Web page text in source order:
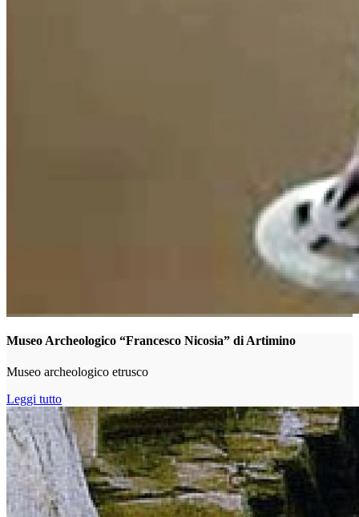
Museo Archeologico “Francesco Nicosia” di Artimino
Museo archeologico etrusco
Leggi tutto